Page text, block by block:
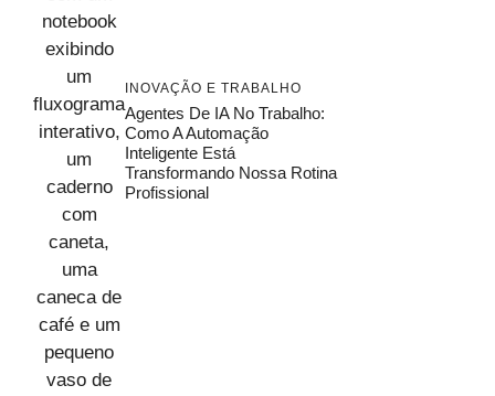
INOVAÇÃO E TRABALHO
Agentes De IA No Trabalho:
Como A Automação
Inteligente Está
Transformando Nossa Rotina
Profissional